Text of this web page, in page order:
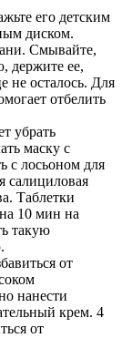
его детским
диском.
Смывайте,
держите ее,
не осталось. Для
отбелить
убрать
маску с
с лосьоном для
салициловая
Таблетки
10 мин на
такую
от
нанести
крем. 4
от